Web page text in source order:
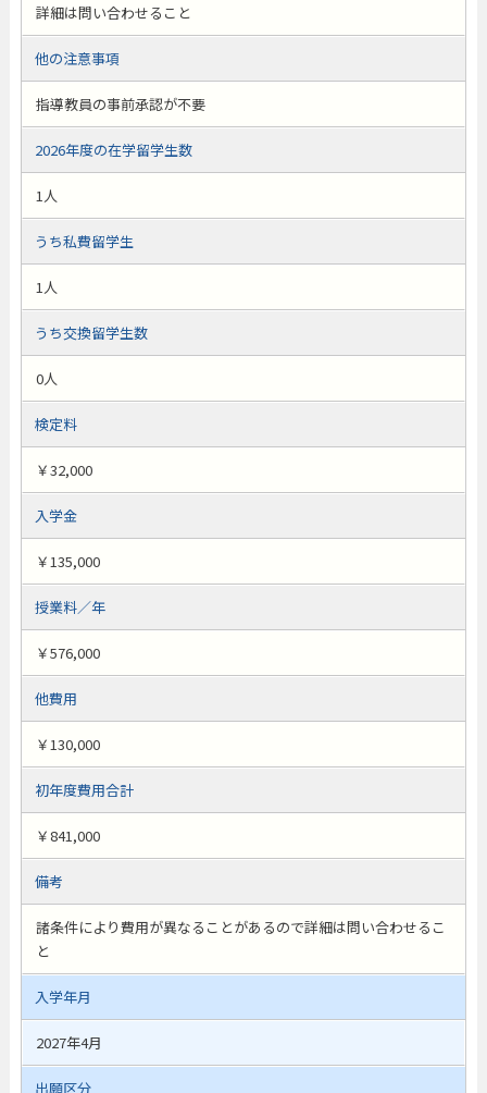
詳細は問い合わせること
他の注意事項
指導教員の事前承認が不要
2026年度の在学留学生数
1人
うち私費留学生
1人
うち交換留学生数
0人
検定料
￥32,000
入学金
￥135,000
授業料／年
￥576,000
他費用
￥130,000
初年度費用合計
￥841,000
備考
諸条件により費用が異なることがあるので詳細は問い合わせるこ
と
入学年月
2027年4月
出願区分